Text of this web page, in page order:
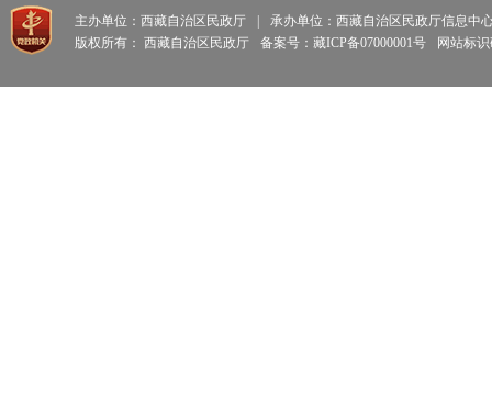
主办单位：西藏自治区民政厅
承办单位：西藏自治区民政厅信息中
版权所有： 西藏自治区民政厅
备案号：藏ICP备07000001号 网站标识